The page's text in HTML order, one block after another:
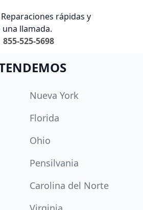
rápidas y
llamada.
855-525-5698
Nueva York
Florida
Ohio
Pensilvania
Carolina del Norte